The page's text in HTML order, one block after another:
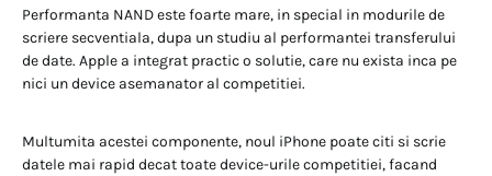
Performanta NAND este foarte mare, in special in modurile de
scriere secventiala, dupa un studiu al performantei transferului
de date. Apple a integrat practic o solutie, care nu exista inca pe
nici un device asemanator al competitiei.
Multumita acestei componente, noul iPhone poate citi si scrie
datele mai rapid decat toate device-urile competitiei, facand